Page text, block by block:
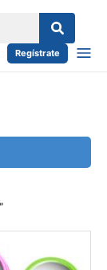
Regístrate